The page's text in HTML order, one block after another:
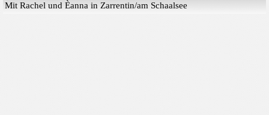
Mit Rachel und Èanna in Zarrentin/am Schaalsee